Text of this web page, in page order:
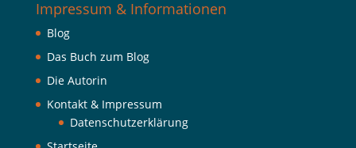
Impressum & Informationen
Blog
Das Buch zum Blog
Die Autorin
Kontakt & Impressum
Datenschutzerklärung